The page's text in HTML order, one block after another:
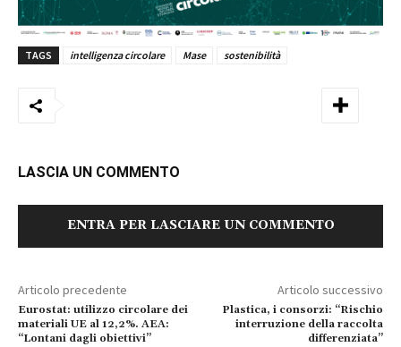
TAGS intelligenza circolare Mase sostenibilità
LASCIA UN COMMENTO
ENTRA PER LASCIARE UN COMMENTO
Articolo precedente
Eurostat: utilizzo circolare dei
materiali UE al 12,2%. AEA:
“Lontani dagli obiettivi”
Articolo successivo
Plastica, i consorzi: “Rischio
interruzione della raccolta
differenziata”